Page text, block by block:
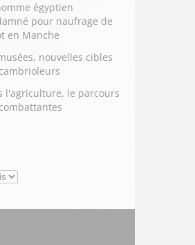
égyptien
pour naufrage de
en Manche
nouvelles cibles
l'agriculture, le parcours